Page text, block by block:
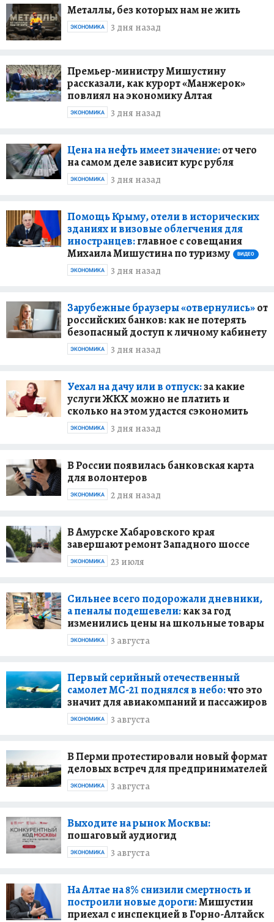
Металлы, без которых нам не жить
3 дня назад
ЭКОНОМИКА
Премьер-министру Мишустину
рассказали, как курорт «Манжерок»
повлиял на экономику Алтая
3 дня назад
ЭКОНОМИКА
Цена на нефть имеет значение:от чего
на самом деле зависит курс рубля
3 дня назад
ЭКОНОМИКА
Помощь Крыму, отели в исторических
зданиях и визовые облегчения для
иностранцев:главное с совещания
Михаила Мишустина по туризму
ВИДЕО
3 дня назад
ЭКОНОМИКА
Зарубежные браузеры «отвернулись»от
российских банков: как не потерять
безопасный доступ к личному кабинету
3 дня назад
ЭКОНОМИКА
Уехал на дачу или в отпуск:за какие
услуги ЖКХ можно не платить и
сколько на этом удастся сэкономить
3 дня назад
ЭКОНОМИКА
В России появилась банковская карта
для волонтеров
2 дня назад
ЭКОНОМИКА
В Амурске Хабаровского края
завершают ремонт Западного шоссе
23 июля
ЭКОНОМИКА
Сильнее всего подорожали дневники,
а пеналы подешевели:как за год
изменились цены на школьные товары
3 августа
ЭКОНОМИКА
Первый серийный отечественный
самолет МС-21 поднялся в небо:что это
значит для авиакомпаний и пассажиров
3 августа
ЭКОНОМИКА
В Перми протестировали новый формат
деловых встреч для предпринимателей
3 августа
ЭКОНОМИКА
Выходите на рынок Москвы:
пошаговый аудиогид
3 августа
ЭКОНОМИКА
На Алтае на 8% снизили смертность и
построили новые дороги:Мишустин
приехал с инспекцией в Горно-Алтайск